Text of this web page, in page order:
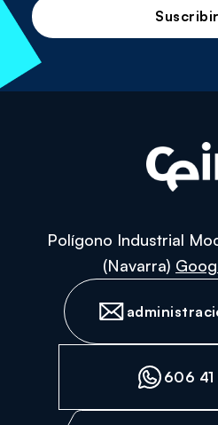
acepto
la
política
de
protección
Polígono Industrial
(Navarra)
606